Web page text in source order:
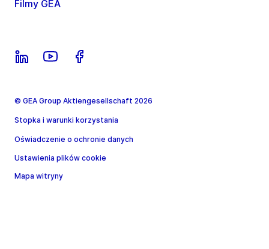
Filmy GEA
© GEA Group Aktiengesellschaft 2026
Stopka i warunki korzystania
Oświadczenie o ochronie danych
Ustawienia plików cookie
Mapa witryny